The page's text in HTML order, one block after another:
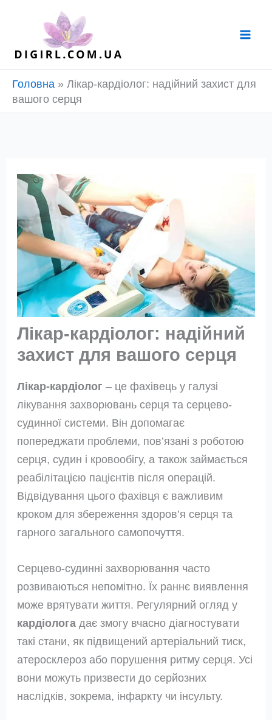
Головна » Лікар-кардіолог: надійний захист для
вашого серця
Лікар-кардіолог: надійний
захист для вашого серця
Лікар-кардіолог – це фахівець у галузі
лікування захворювань серця та серцево-
судинної системи. Він допомагає
попереджати проблеми, пов’язані з роботою
серця, судин і кровообігу, а також займається
реабілітацією пацієнтів після операцій.
Відвідування цього фахівця є важливим
кроком для збереження здоров’я серця та
гарного загального самопочуття.
Серцево-судинні захворювання часто
розвиваються непомітно. Їх раннє виявлення
може врятувати життя. Регулярний огляд у
кардіолога дає змогу вчасно діагностувати
такі стани, як підвищений артеріальний тиск,
атеросклероз або порушення ритму серця. Усі
вони можуть призвести до серйозних
наслідків, зокрема, інфаркту чи інсульту.